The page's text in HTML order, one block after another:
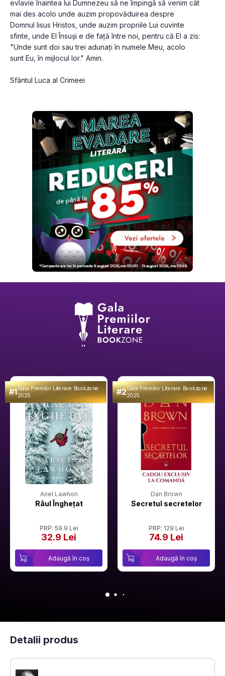
evlavie înaintea lui Dumnezeu să ne împingă să venim cât
mai des acolo unde auzim propovăduirea despre
Domnul Iisus Hristos, unde auzim propriile Lui cuvinte
sfinte, unde El Însuși e de față între noi, pentru că El a zis:
"Unde sunt doi sau trei adunați în numele Meu, acolo
sunt Eu, în mijlocul lor." Amin.
Sfântul Luca al Crimeei
#1Gala Premilor Literare Bookzone
2025
Ariel Lawhon
Râul Înghețat
PRP: 59.9 Lei
32.9 Lei
Adaugă în coș
#2Gala Premilor Literare Bookzone
2025
Dan Brown
Secretul secretelor
PRP: 129 Lei
74.9 Lei
Adaugă în coș
Detalii produs